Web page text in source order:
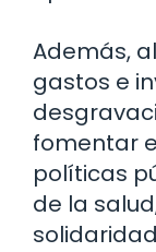
Además,
gastos e
fomentar
políticas
de la